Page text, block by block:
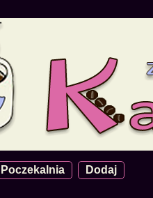
Poczekalnia Dodaj